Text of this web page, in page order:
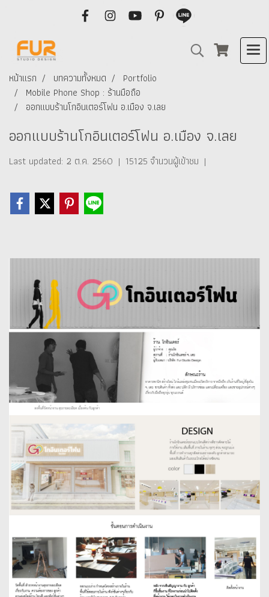
หน้าแรก บทความทั้งหมด
Portfolio
Mobile Phone Shop : ร้านมือถือ
ออกแบบร้านโกอินเตอร์โฟน อ.เมือง จ.เลย
ออกแบบร้านโกอินเตอร์โฟน อ.เมือง จ.เลย
Last updated: 2 ต.ค. 2560 | 15125 จำนวนผู้เข้าชม |